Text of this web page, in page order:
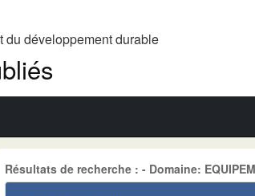
du développement durable
Résultats de recherche : - Domaine: